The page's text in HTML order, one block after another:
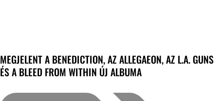
MEGJELENT A BENEDICTION, AZ ALLEGAEON, AZ L.A. GUNS
ÉS A BLEED FROM WITHIN ÚJ ALBUMA